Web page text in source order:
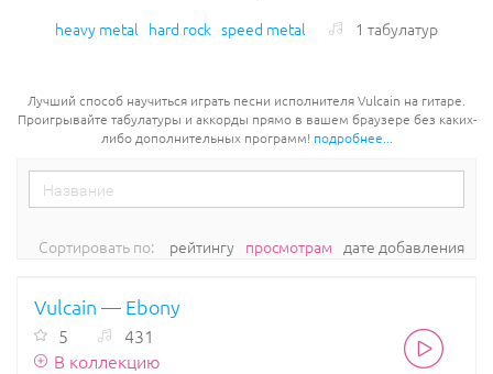
heavy metal hard rock speed metal 1 табулатур
Лучший способ научиться играть песни исполнителя Vulcain на гитаре.
Проигрывайте табулатуры и аккорды прямо в вашем браузере без каких-
либо дополнительных программ! подробнее...
Сортировать по: рейтингу просмотрам дате добавления
Vulcain — Ebony
5
431
В коллекцию